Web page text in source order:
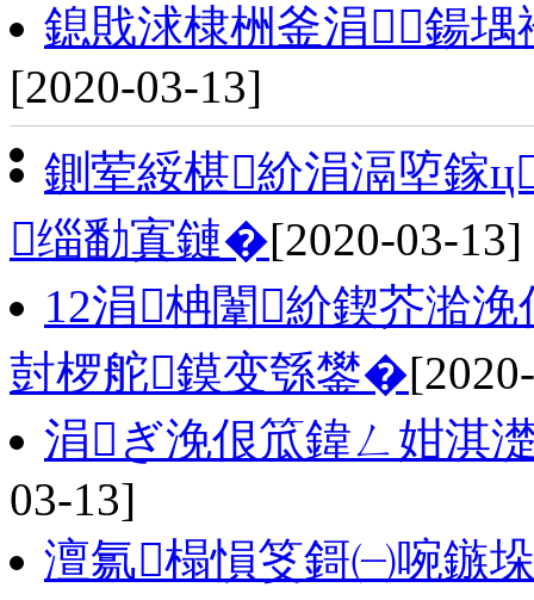
鎴戝浗棣栦釜涓鍚
[2020-03-13]
鍘荤綏椹紒涓滆埅鎵
缁勫寘鏈�[2020-03-13]
12涓柟闈紒鍥芥湁
尌椤舵鏌变綔鐢�
涓ぎ浼佷笟鍏ㄥ姏淇
03-13]
澶氱榻愪笅鎶㈠啘鏃